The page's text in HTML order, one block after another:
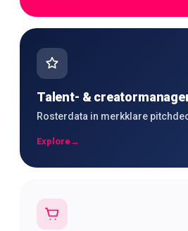
Talent- &
Rosterdata in merkklare
Explore →